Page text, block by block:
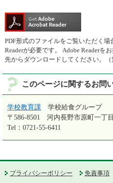
PDF形式のファイルをご覧いただく
Readerが必要です。
Adobe Readerを
先からダウンロードしてください。（
このページに関するお問
学校教育課
学校給食グループ
〒586-8501
河内長野市原町一丁
Tel：0721-55-6411
プライバシーポリシー 免責事項